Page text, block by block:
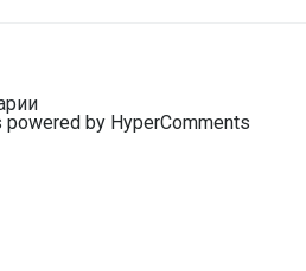
powered by HyperComments